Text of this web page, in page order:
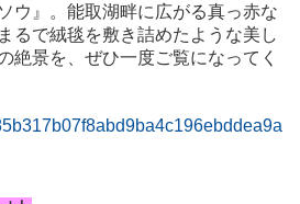
ウ』。 能取湖畔に広がる真っ赤な
るで絨毯を敷き詰めたような美し
絶景を、ぜひ一度ご覧になってく